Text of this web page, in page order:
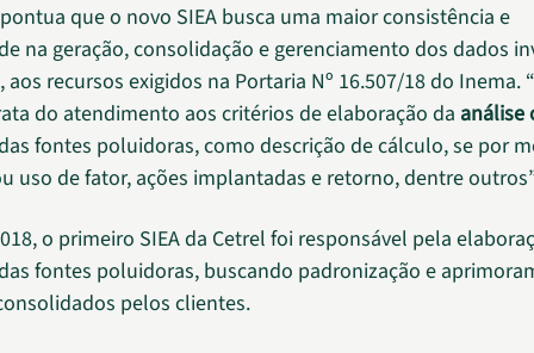
que o novo SIEA busca uma maior consistência e
na geração, consolidação e gerenciamento dos dados
aos recursos exigidos na Portaria Nº 16.507/18 do Inema.
do atendimento aos critérios de elaboração da análise
fontes poluidoras, como descrição de cálculo, se por
uso de fator, ações implantadas e retorno, dentre
o primeiro SIEA da Cetrel foi responsável pela
fontes poluidoras, buscando padronização e
pelos clientes.